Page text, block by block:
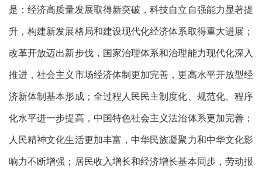
是：经济高质量发展取得新突破，科技自立自强能力显著提
升，构建新发展格局和建设现代化经济体系取得重大进展；
改革开放迈出新步伐，国家治理体系和治理能力现代化深入
推进，社会主义市场经济体制更加完善，更高水平开放型经
济新体制基本形成；全过程人民民主制度化、规范化、程序
化水平进一步提高，中国特色社会主义法治体系更加完善；
人民精神文化生活更加丰富，中华民族凝聚力和中华文化影
响力不断增强；居民收入增长和经济增长基本同步，劳动报